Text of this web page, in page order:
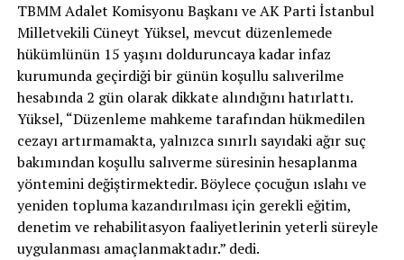
TBMM Adalet Komisyonu Başkanı ve AK Parti İstanbul
Milletvekili Cüneyt Yüksel, mevcut düzenlemede
hükümlünün 15 yaşını dolduruncaya kadar infaz
kurumunda geçirdiği bir günün koşullu salıverilme
hesabında 2 gün olarak dikkate alındığını hatırlattı.
Yüksel, “Düzenleme mahkeme tarafından hükmedilen
cezayı artırmamakta, yalnızca sınırlı sayıdaki ağır suç
bakımından koşullu salıverme süresinin hesaplanma
yöntemini değiştirmektedir. Böylece çocuğun ıslahı ve
yeniden topluma kazandırılması için gerekli eğitim,
denetim ve rehabilitasyon faaliyetlerinin yeterli süreyle
uygulanması amaçlanmaktadır.” dedi.